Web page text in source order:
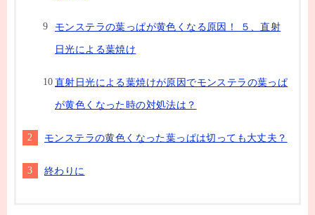
モンステラの葉っぱが黄色くなる原因！ ５、直射
日光による葉焼け
直射日光による葉焼けが原因でモンステラの葉っぱ
が黄色くなった時の対処法は？
モンステラの黄色くなった葉っぱは切っても大丈夫？
終わりに